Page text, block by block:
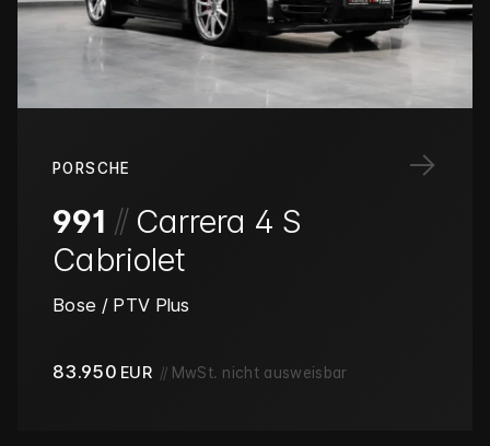
→
PORSCHE
991 // Carrera 4 S
Cabriolet
Bose / PTV Plus
83.950 EUR // MwSt. nicht ausweisbar